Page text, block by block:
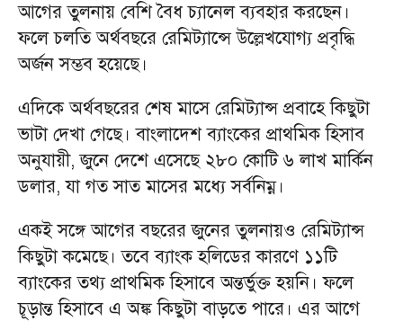
আগের তুলনায় বেশি বৈধ চ্যানেল ব্যবহার করছেন।
ফলে চলতি অর্থবছরে রেমিট্যান্সে উল্লেখযোগ্য প্রবৃদ্ধি
অর্জন সম্ভব হয়েছে।
এদিকে অর্থবছরের শেষ মাসে রেমিট্যান্স প্রবাহে কিছুটা
ভাটা দেখা গেছে। বাংলাদেশ ব্যাংকের প্রাথমিক হিসাব
অনুযায়ী, জুনে দেশে এসেছে ২৮০ কোটি ৬ লাখ মার্কিন
ডলার, যা গত সাত মাসের মধ্যে সর্বনিম্ন।
একই সঙ্গে আগের বছরের জুনের তুলনায়ও রেমিট্যান্স
কিছুটা কমেছে। তবে ব্যাংক হলিডের কারণে ১১টি
ব্যাংকের তথ্য প্রাথমিক হিসাবে অন্তর্ভুক্ত হয়নি। ফলে
চূড়ান্ত হিসাবে এ অঙ্ক কিছুটা বাড়তে পারে। এর আগে